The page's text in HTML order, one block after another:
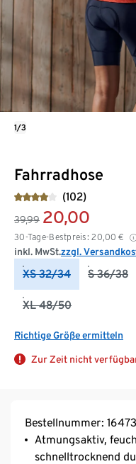
Fahrradhose
(102)
39,99 20,00
30-Tage-Bestpreis: 20,00 €
inkl. MwSt.zzgl.
XS 32/34 S 36/38
XL 48/50
Richtige Größe ermitteln
Zur Zeit nicht
1/3
Bestellnummer:
Atmungsaktiv,
schnelltrocknend